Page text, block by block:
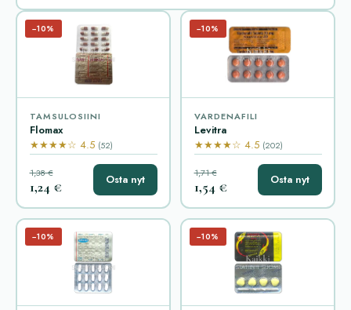
−10%
TAMSULOSIINI
Flomax
★★★★☆ 4.5 (52)
1,38 €
1,24 € Osta nyt
−10%
VARDENAFILI
Levitra
★★★★☆ 4.5 (202)
1,71 €
1,54 € Osta nyt
−10% −10%